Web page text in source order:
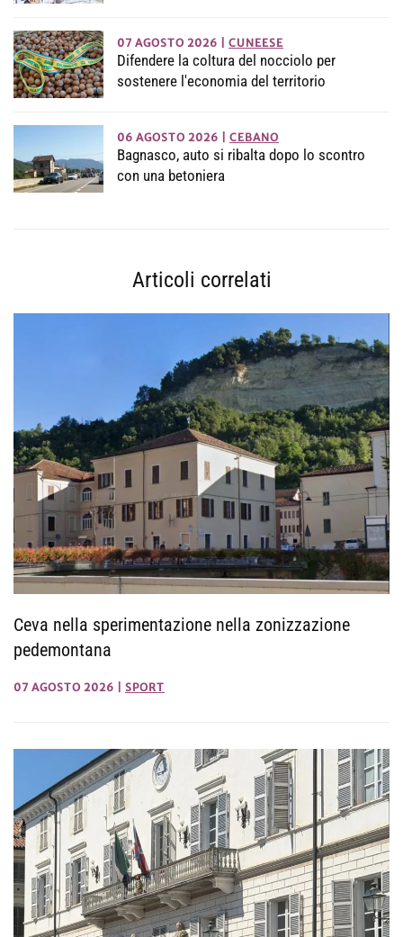
07 AGOSTO 2026 CUNEESE
Difendere la coltura del nocciolo per
sostenere l'economia del territorio
06 AGOSTO 2026 CEBANO
Bagnasco, auto si ribalta dopo lo scontro
con una betoniera
Articoli correlati
Ceva nella sperimentazione nella zonizzazione
pedemontana
07 AGOSTO 2026 SPORT